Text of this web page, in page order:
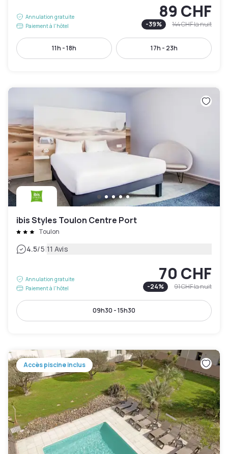
Annulation gratuite
Paiement à l'hôtel
89 CHF
-39% 144 CHFla nuit
11h - 18h 17h - 23h
ibis Styles Toulon Centre Port
Toulon
4.5/5|11 Avis
Annulation gratuite
Paiement à l'hôtel
70 CHF
-24% 91 CHFla nuit
09h30 - 15h30
Accès piscine inclus